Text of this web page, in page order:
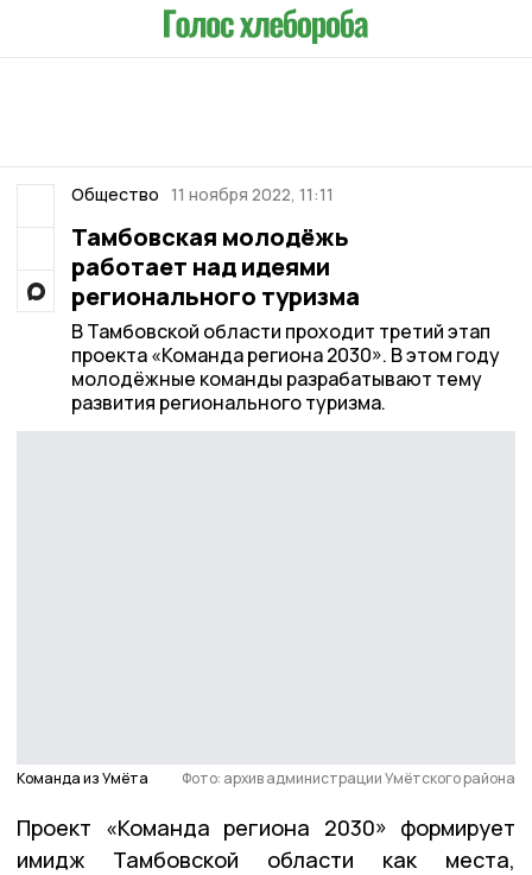
Общество 11 ноября 2022, 11:11
Тамбовская молодёжь
работает над идеями
регионального туризма
В Тамбовской области проходит третий этап
проекта «Команда региона 2030». В этом году
молодёжные команды разрабатывают тему
развития регионального туризма.
Команда из Умёта Фото: архив администрации Умётского района
Проект «Команда региона 2030» формирует
имидж Тамбовской области как места,